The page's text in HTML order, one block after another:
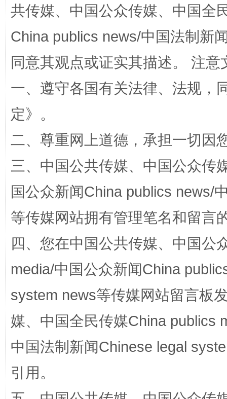
站台名比不上好声名
共传媒、中国公众传媒、中国全
China publics news/中国法制新
同意其观点或证实其描述。 注
一、遵守各国有关法律、法规，
定》。
二、尊重网上道德，承担一切因
三、中国公共传媒、中国公众传
国公众新闻China publics news/
等传媒网站拥有管理笔名和留言
四、您在中国公共传媒、中国公
media/中国公众新闻China
system news等传媒网站留言板
媒、中国全民传媒China publics
中国法制新闻Chinese legal
引用。